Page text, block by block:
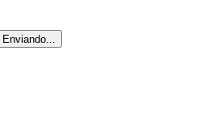
Enviando...